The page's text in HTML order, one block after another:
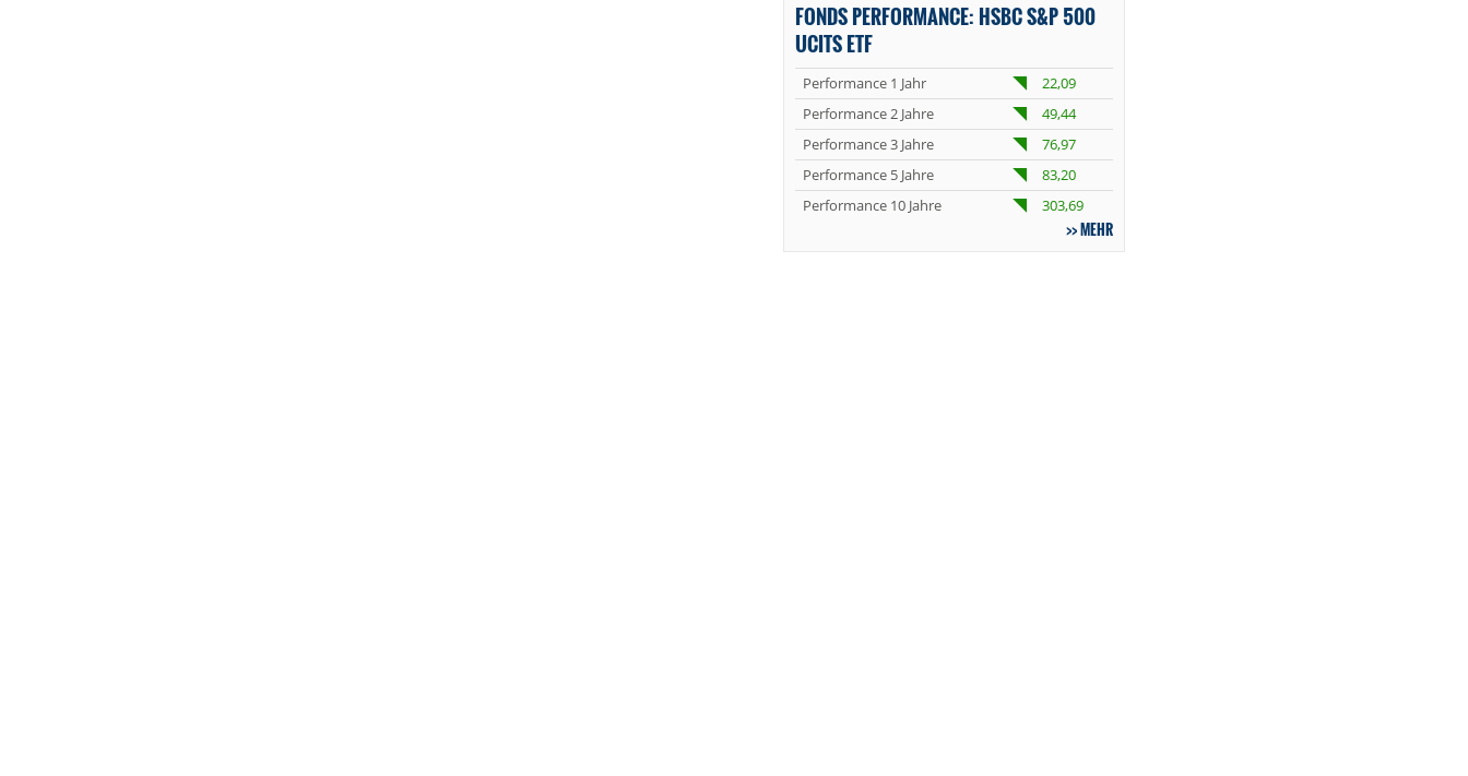
FONDS PERFORMANCE: HSBC S&P 500
UCITS ETF
Performance 1 Jahr
22,09
Performance 2 Jahre
49,44
Performance 3 Jahre
76,97
Performance 5 Jahre
83,20
Performance 10 Jahre
303,69
MEHR